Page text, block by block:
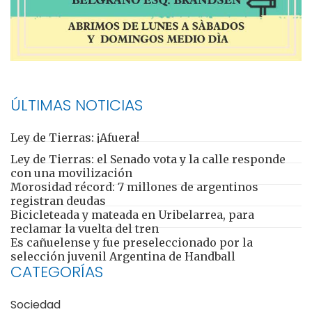
ÚLTIMAS NOTICIAS
Ley de Tierras: ¡Afuera!
Ley de Tierras: el Senado vota y la calle responde
con una movilización
Morosidad récord: 7 millones de argentinos
registran deudas
Bicicleteada y mateada en Uribelarrea, para
reclamar la vuelta del tren
Es cañuelense y fue preseleccionado por la
selección juvenil Argentina de Handball
CATEGORÍAS
Sociedad